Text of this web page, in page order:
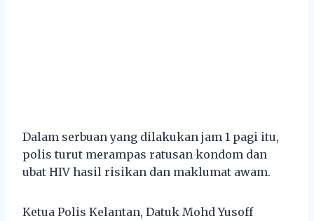
Dalam serbuan yang dilakukan jam 1 pagi itu,
polis turut merampas ratusan kondom dan
ubat HIV hasil risikan dan maklumat awam.
Ketua Polis Kelantan, Datuk Mohd Yusoff